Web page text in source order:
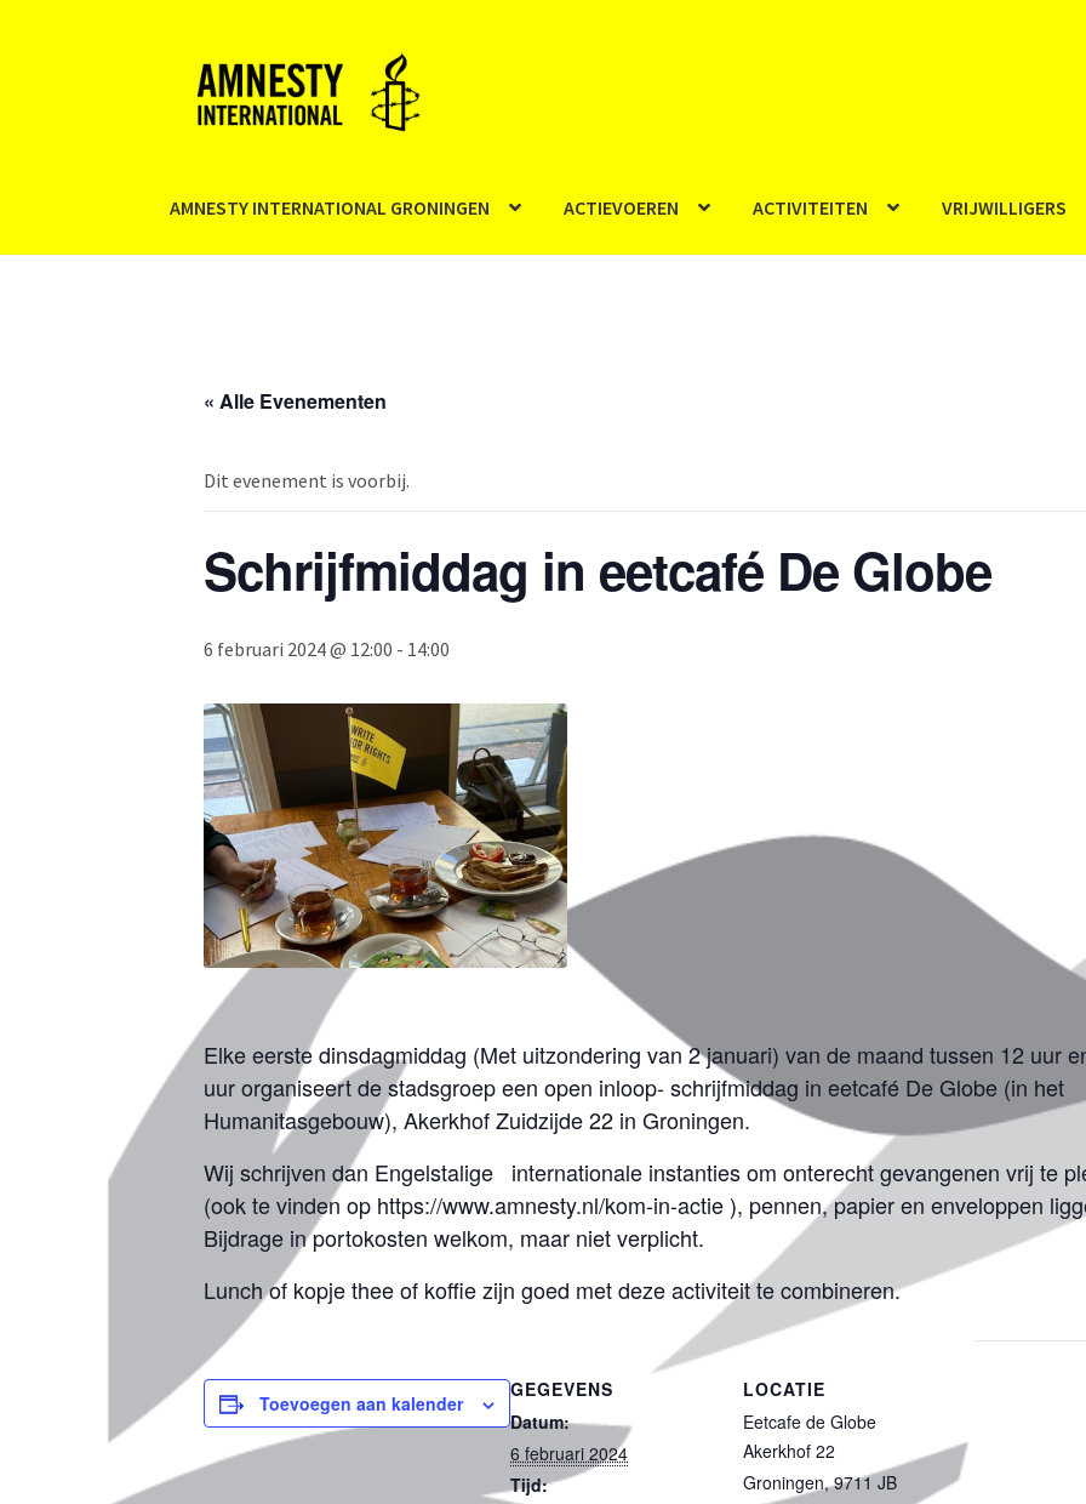
door
naar
naar
AMNESTY INTERNATIONAL GRONINGEN ACTIEVOEREN ACTIVITEITEN VRIJWILLIGERS
« Alle Evenementen
Dit evenement is voorbij.
Schrijfmiddag in eetcafé De Globe
6 februari 2024 @ 12:00 - 14:00
Elke eerste dinsdagmiddag (Met uitzondering van 2 januari) van de maand tussen 12 uur
uur organiseert de stadsgroep een open inloop- schrijfmiddag in eetcafé De Globe (in het
Humanitasgebouw), Akerkhof Zuidzijde 22 in Groningen.
Wij schrijven dan Engelstalige internationale instanties om onterecht gevangenen vrij te
(ook te vinden op https://www.amnesty.nl/kom-in-actie ), pennen, papier en enveloppen
Bijdrage in portokosten welkom, maar niet verplicht.
Lunch of kopje thee of koffie zijn goed met deze activiteit te combineren.
Toevoegen aan kalender
GEGEVENS
Datum:
6 februari 2024
Tijd:
LOCATIE
Eetcafe de Globe
Akerkhof 22
Groningen, 9711 JB